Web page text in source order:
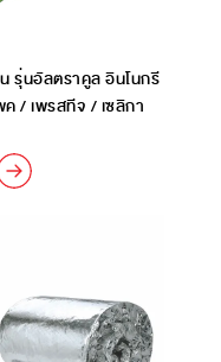
รุ่นอัลตราคูล อินโนกรี
/ เพรสทีจ / เซลิกา